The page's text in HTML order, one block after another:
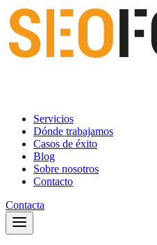
Servicios
Dónde trabajamos
Casos de éxito
Blog
Sobre nosotros
Contacto
Contacta